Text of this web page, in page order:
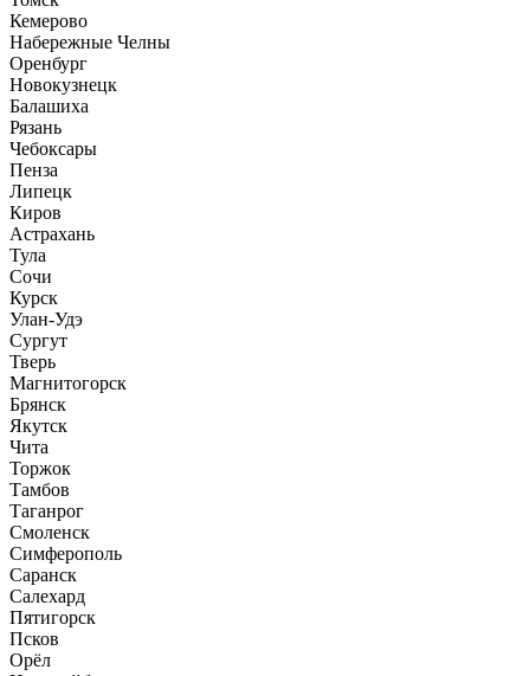
Кемерово
Набережные Челны
Оренбург
Новокузнецк
Балашиха
Рязань
Чебоксары
Пенза
Липецк
Киров
Астрахань
Тула
Сочи
Курск
Улан-Удэ
Сургут
Тверь
Магнитогорск
Брянск
Якутск
Чита
Торжок
Тамбов
Таганрог
Смоленск
Симферополь
Саранск
Салехард
Пятигорск
Псков
Орёл